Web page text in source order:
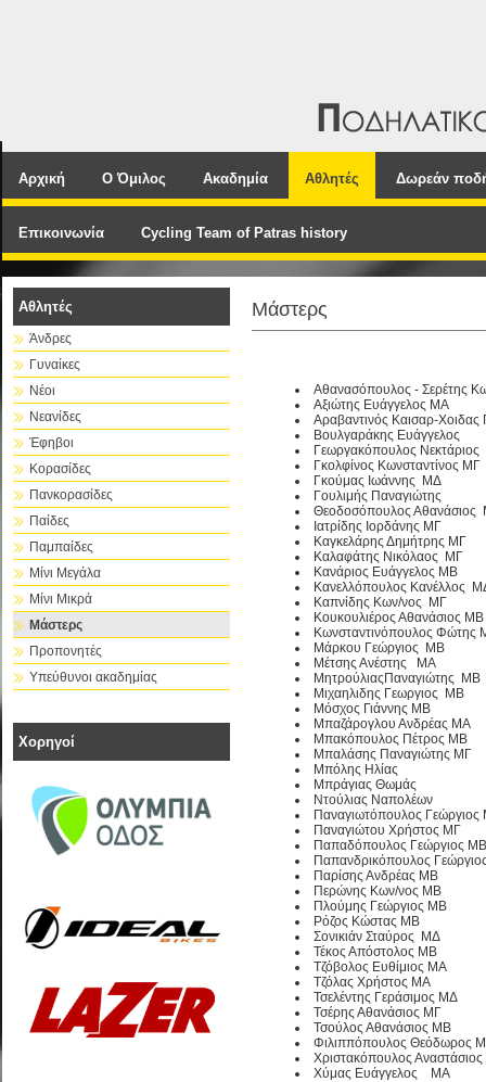
Αρχική Ο Όμιλος Ακαδημία Αθλητές Δωρεάν
Επικοινωνία Cycling Team of Patras history
Αθλητές
Άνδρες
Γυναίκες
Νέοι
Νεανίδες
Έφηβοι
Κορασίδες
Πανκορασίδες
Παίδες
Παμπαίδες
Μίνι Μεγάλα
Μίνι Μικρά
Μάστερς
Προπονητές
Υπεύθυνοι ακαδημίας
Χορηγοί
Μάστερς
Αθανασόπουλος - Σερέτης
Αξιώτης Ευάγγελος ΜΑ
Αραβαντινός Καισαρ-
Βουλγαράκης Ευάγγελος
Γεωργακόπουλος Νεκτάριος
Γκολφίνος Κωνσταντίνος ΜΓ
Γκούμας Ιωάννης ΜΔ
Γουλιμής Παναγιώτης
Θεοδοσόπουλος Αθανάσιος
Ιατρίδης Ιορδάνης ΜΓ
Καγκελάρης Δημήτρης ΜΓ
Καλαφάτης Νικόλαος ΜΓ
Κανάριος Ευάγγελος ΜΒ
Κανελλόπουλος Κανέλλος
Καπνίδης Κων/νος ΜΓ
Κουκουλιέρος Αθανάσιος ΜΒ
Κωνσταντινόπουλος Φώτης
Μάρκου Γεώργιος ΜΒ
Μέτσης Ανέστης ΜΑ
ΜητρούλιαςΠαναγιώτης ΜΒ
Μιχαηλιδης Γεωργιος ΜΒ
Μόσχος Γιάννης ΜΒ
Μπαζάρογλου Ανδρέας ΜΑ
Μπακόπουλος Πέτρος ΜΒ
Μπαλάσης Παναγιώτης ΜΓ
Μπόλης Ηλίας
Μπράγιας Θωμάς
Ντούλιας Ναπολέων
Παναγιωτόπουλος Γεώργιος
Παναγιώτου Χρήστος ΜΓ
Παπαδόπουλος Γεώργιος ΜΒ
Παπανδρικόπουλος
Παρίσης Ανδρέας ΜΒ
Περώνης Κων/νος ΜΒ
Πλούμης Γεώργιος ΜΒ
Ρόζος Κώστας ΜΒ
Σονικιάν Σταύρος ΜΔ
Τέκος Απόστολος ΜΒ
Τζόβολος Ευθίμιος ΜΑ
Τζόλας Χρήστος ΜΑ
Τσελέντης Γεράσιμος ΜΔ
Τσέρης Αθανάσιος ΜΓ
Τσούλος Αθανάσιος ΜΒ
Φιλιππόπουλος Θεόδωρος
Χριστακόπουλος
Χύμας Ευάγγελος ΜΑ